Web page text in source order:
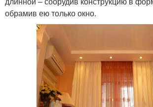
обрамив ею только окно.